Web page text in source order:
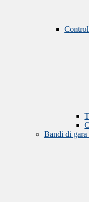
Bandi di gara